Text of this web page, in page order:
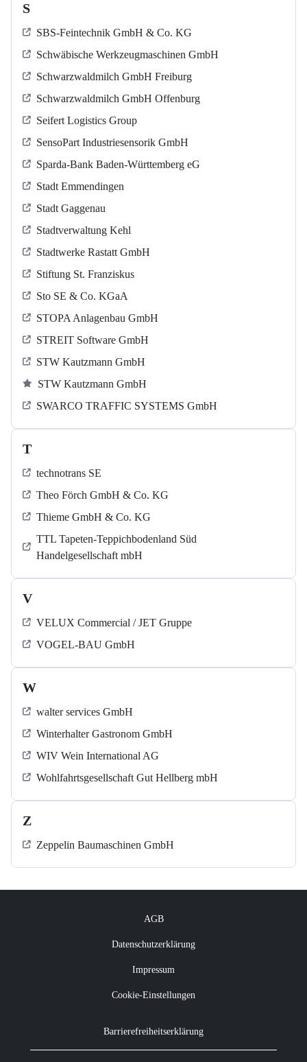
S
SBS-Feintechnik GmbH & Co. KG
Schwäbische Werkzeugmaschinen GmbH
Schwarzwaldmilch GmbH Freiburg
Schwarzwaldmilch GmbH Offenburg
Seifert Logistics Group
SensoPart Industriesensorik GmbH
Sparda-Bank Baden-Württemberg eG
Stadt Emmendingen
Stadt Gaggenau
Stadtverwaltung Kehl
Stadtwerke Rastatt GmbH
Stiftung St. Franziskus
Sto SE & Co. KGaA
STOPA Anlagenbau GmbH
STREIT Software GmbH
STW Kautzmann GmbH
STW Kautzmann GmbH
SWARCO TRAFFIC SYSTEMS GmbH
T
technotrans SE
Theo Förch GmbH & Co. KG
Thieme GmbH & Co. KG
TTL Tapeten-Teppichbodenland Süd
Handelgesellschaft mbH
V
VELUX Commercial / JET Gruppe
VOGEL-BAU GmbH
W
walter services GmbH
Winterhalter Gastronom GmbH
WIV Wein International AG
Wohlfahrtsgesellschaft Gut Hellberg mbH
Z
Zeppelin Baumaschinen GmbH
AGB
Datenschutzerklärung
Impressum
Cookie-Einstellungen
Barrierefreiheitserklärung